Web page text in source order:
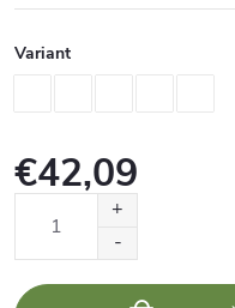
Variant
€42,09